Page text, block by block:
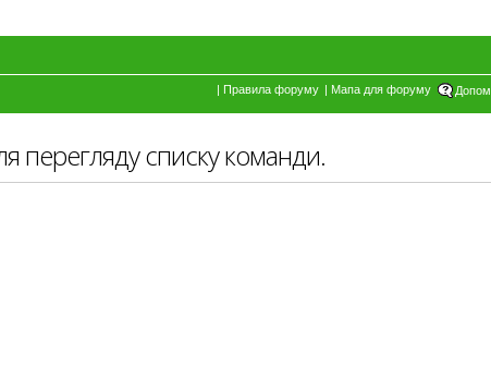
| Правила форуму | Мапа для форуму
перегляду списку команди.